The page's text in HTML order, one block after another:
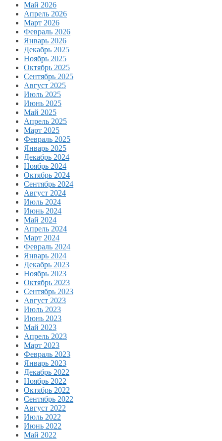
Май 2026
Апрель 2026
Март 2026
Февраль 2026
Январь 2026
Декабрь 2025
Ноябрь 2025
Октябрь 2025
Сентябрь 2025
Август 2025
Июль 2025
Июнь 2025
Май 2025
Апрель 2025
Март 2025
Февраль 2025
Январь 2025
Декабрь 2024
Ноябрь 2024
Октябрь 2024
Сентябрь 2024
Август 2024
Июль 2024
Июнь 2024
Май 2024
Апрель 2024
Март 2024
Февраль 2024
Январь 2024
Декабрь 2023
Ноябрь 2023
Октябрь 2023
Сентябрь 2023
Август 2023
Июль 2023
Июнь 2023
Май 2023
Апрель 2023
Март 2023
Февраль 2023
Январь 2023
Декабрь 2022
Ноябрь 2022
Октябрь 2022
Сентябрь 2022
Август 2022
Июль 2022
Июнь 2022
Май 2022